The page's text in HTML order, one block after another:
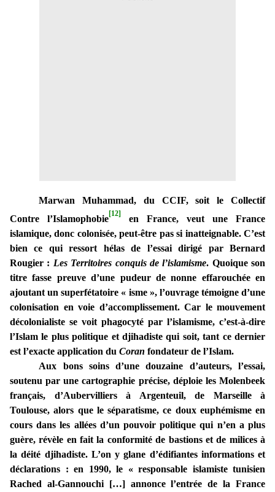
Marwan Muhammad, du CCIF, soit le Collectif
Contre l’Islamophobie[12]
en France, veut une France
islamique, donc colonisée, peut-être pas si inatteignable. C’est
bien ce qui ressort hélas de l’essai dirigé par Bernard
Rougier : Les Territoires conquis de l’islamisme. Quoique son
titre fasse preuve d’une pudeur de nonne effarouchée en
ajoutant un superfétatoire « isme », l’ouvrage témoigne d’une
colonisation en voie d’accomplissement. Car le mouvement
décolonialiste se voit phagocyté par l’islamisme, c’est-à-dire
l’Islam le plus politique et djihadiste qui soit, tant ce dernier
est l’exacte application du Coran fondateur de l’Islam.
Aux bons soins d’une douzaine d’auteurs, l’essai,
soutenu par une cartographie précise, déploie les Molenbeek
français, d’Aubervilliers à Argenteuil, de Marseille à
Toulouse, alors que le séparatisme, ce doux euphémisme en
cours dans les allées d’un pouvoir politique qui n’en a plus
guère, révèle en fait la conformité de bastions et de milices à
la déité djihadiste. L’on y glane d’édifiantes informations et
déclarations : en 1990, le « responsable islamiste tunisien
Rached al-Gannouchi […] annonce l’entrée de la France